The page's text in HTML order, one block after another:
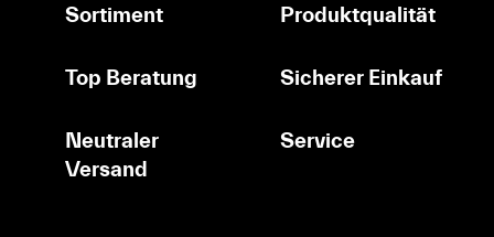
Sortiment
Produktqualität
Top Beratung Sicherer Einkauf
Neutraler
Versand
Service